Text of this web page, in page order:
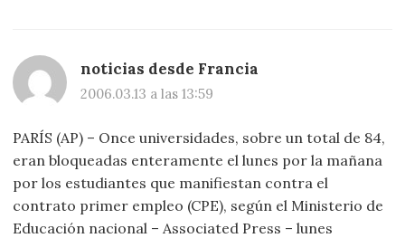
noticias desde Francia
2006.03.13 a las 13:59
PARÍS (AP) – Once universidades, sobre un total de 84,
eran bloqueadas enteramente el lunes por la mañana
por los estudiantes que manifiestan contra el
contrato primer empleo (CPE), según el Ministerio de
Educación nacional – Associated Press – lunes